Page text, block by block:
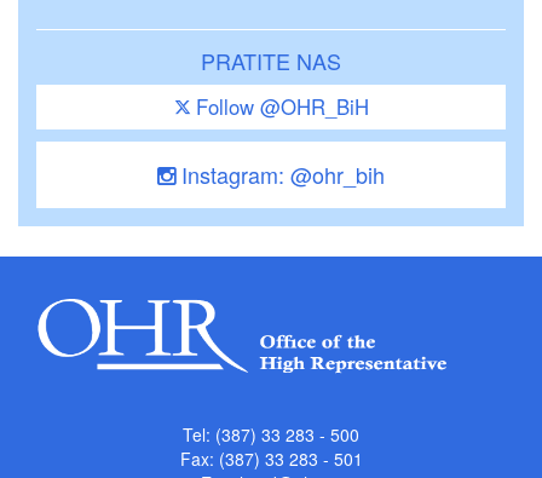
PRATITE NAS
Follow @OHR_BiH
Instagram: @ohr_bih
Tel: (387) 33 283 - 500
Fax: (387) 33 283 - 501